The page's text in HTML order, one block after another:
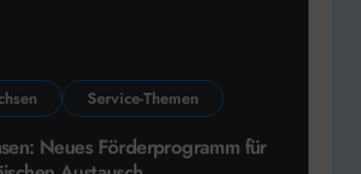
Service-Themen
Neues Förderprogramm für